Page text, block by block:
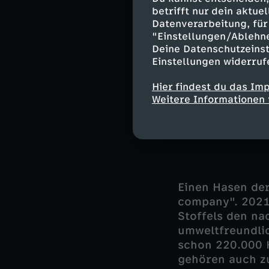
betrifft nur dein
Datenverarbeitung,
"Einstellungen/
Deine
Einstellungen
Hier findest du das
Weitere
Feldhasen
überprüfen.
Einen Hasen
company".
Stoffels den
schon
gehören auch
Einen Hasen
company".
Stoffels den
schon 220.000
gehören auch